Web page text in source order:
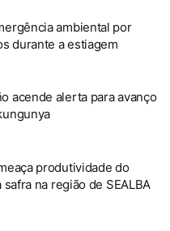
ambiental por
durante a estiagem
acende alerta para avanço
produtividade do
na região de SEALBA